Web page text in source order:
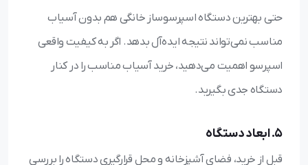
حتی بهترین دستگاه اسپرسوساز خانگی هم بدون آسیاب
مناسب نمی‌تواند نتیجه ایده‌آل بدهد. اگر به کیفیت واقعی
اسپرسو اهمیت می‌دهید، خرید آسیاب مناسب را در کنار
دستگاه جدی بگیرید.
5. ابعاد دستگاه
قبل از خرید، فضای آشپزخانه و محل قرارگیری دستگاه را بررسی